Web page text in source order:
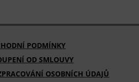
PODMÍNKY
OD SMLOUVY
OSOBNÍCH ÚDAJŮ